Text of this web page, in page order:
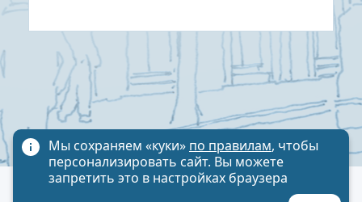
Политика обработки персональных данных
Мы сохраняем «куки» по правилам, чтобы
персонализировать сайт. Вы можете
запретить это в настройках браузера